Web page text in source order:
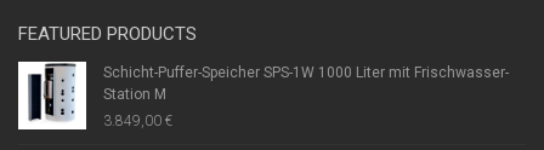
FEATURED PRODUCTS
Schicht-Puffer-Speicher SPS-1W 1000 Liter mit Frischwasser-
Station M
3.849,00 €